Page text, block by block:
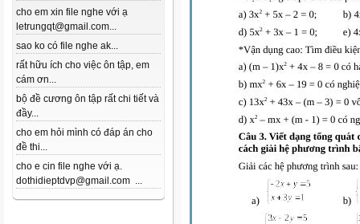
cho em xin file nghe với ạ
letrungqt@gmail.com...
sao ko có file nghe ak...
rất hữu ích cho việc ôn tập, em
cám ơn...
bộ đề cương ôn tập rất chi tiết và
đầy...
cho em hỏi mình có đáp án cho
đề thi...
cho e cin file nghe với ạ.
dothidieptdvp@gmail.com ...